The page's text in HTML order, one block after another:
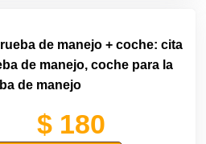
de manejo + coche: cita
de manejo, coche para la
de manejo
$ 180